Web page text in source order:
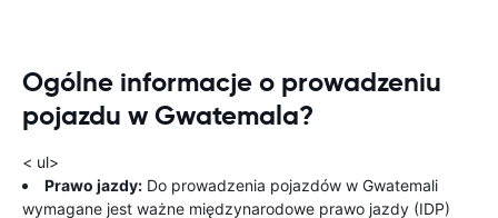
Ogólne informacje o prowadzeniu
pojazdu w Gwatemala?
< ul>
Prawo jazdy: Do prowadzenia pojazdów w Gwatemali
wymagane jest ważne międzynarodowe prawo jazdy (IDP)